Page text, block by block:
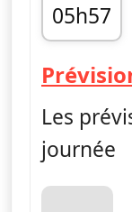
05h57
fin 05h59
Les
journée